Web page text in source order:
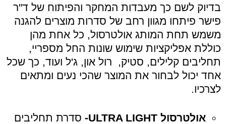
בדיוק לשם כך מעבדות המחקר והפיתוח של ד"ר
פישר פיתחו מגוון רחב של סדרות מוצרים להגנה
משמש תחת המותג אולטרסול, כל אחת מהן
כוללת אפליקציות שימוש שונות החל מספריי,
תחליבים קלילים, סטיק, רול און, ג'ל ועוד, כך שכל
אחד יכול לבחור את המוצר שהכי נעים ומתאים
לצרכיו.
אולטרסול ULTRA LIGHT
- סדרת תחליבים